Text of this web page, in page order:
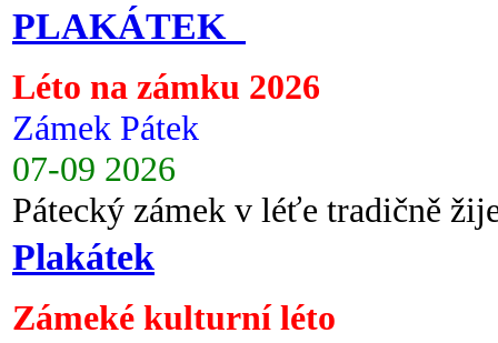
PLAKÁTEK
Léto na zámku 2026
Zámek Pátek
07-09 2026
Pátecký zámek v léťe tradičně
Plakátek
Zámeké kulturní léto